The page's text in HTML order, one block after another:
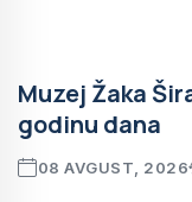
Muzej Žaka
godinu dana
08 AVGUST, 2026